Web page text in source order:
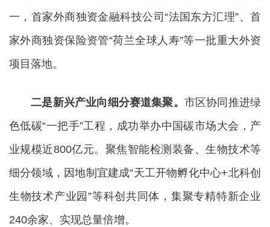
一，首家外商独资金融科技公司“法国东方汇理”、首
家外商独资保险资管“荷兰全球人寿”等一批重大外资
项目落地。
二是新兴产业向细分赛道集聚。 市区协同推进绿
色低碳“一把手”工程，成功举办中国碳市场大会，产
业规模近800亿元。聚焦智能检测装备、生物技术等
细分领域，因地制宜建成“天工开物孵化中心+北科创
生物技术产业园”等科创共同体，集聚专精特新企业
240余家、实现总量倍增。